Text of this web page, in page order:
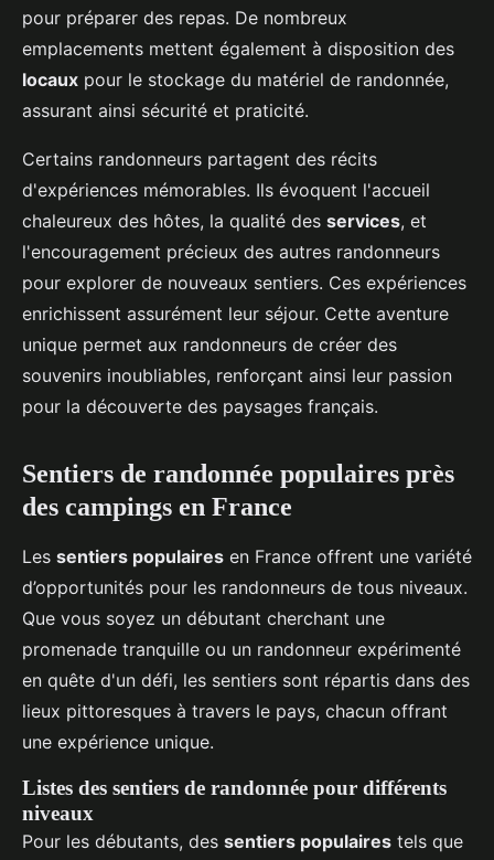
pour préparer des repas. De nombreux
emplacements mettent également à disposition des
locaux pour le stockage du matériel de randonnée,
assurant ainsi sécurité et praticité.
Certains randonneurs partagent des récits
d'expériences mémorables. Ils évoquent l'accueil
chaleureux des hôtes, la qualité des services, et
l'encouragement précieux des autres randonneurs
pour explorer de nouveaux sentiers. Ces expériences
enrichissent assurément leur séjour. Cette aventure
unique permet aux randonneurs de créer des
souvenirs inoubliables, renforçant ainsi leur passion
pour la découverte des paysages français.
Sentiers de randonnée populaires près
des campings en France
Les sentiers populaires en France offrent une variété
d’opportunités pour les randonneurs de tous niveaux.
Que vous soyez un débutant cherchant une
promenade tranquille ou un randonneur expérimenté
en quête d'un défi, les sentiers sont répartis dans des
lieux pittoresques à travers le pays, chacun offrant
une expérience unique.
Listes des sentiers de randonnée pour différents
niveaux
Pour les débutants, des sentiers populaires tels que